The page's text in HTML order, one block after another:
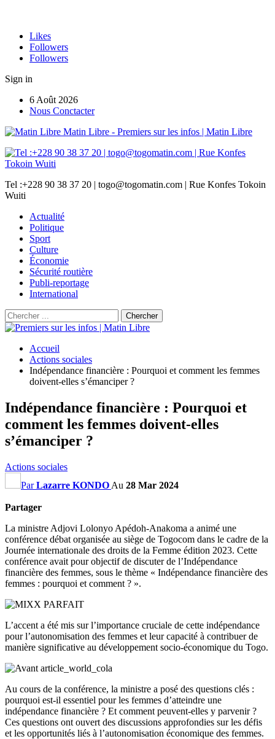
Likes
Followers
Followers
Sign in
6 Août 2026
Nous Conctacter
Matin Libre - Premiers sur les infos | Matin Libre
Tel :+228 90 38 37 20 | togo@togomatin.com | Rue Konfes Tokoin
Wuiti
Actualité
Politique
Sport
Culture
Économie
Sécurité routière
Publi-reportage
International
Accueil
Actions sociales
Indépendance financière : Pourquoi et comment les femmes
doivent-elles s’émanciper ?
Indépendance financière : Pourquoi et
comment les femmes doivent-elles
s’émanciper ?
Actions sociales
ParLazarre KONDO Au 28 Mar 2024
Partager
La ministre Adjovi Lolonyo Apédoh-Anakoma a animé une
conférence débat organisée au siège de Togocom dans le cadre de la
Journée internationale des droits de la Femme édition 2023. Cette
conférence avait pour objectif de discuter de l’Indépendance
financière des femmes, sous le thème « Indépendance financière des
femmes : pourquoi et comment ? ».
L’accent a été mis sur l’importance cruciale de cette indépendance
pour l’autonomisation des femmes et leur capacité à contribuer de
manière significative au développement socio-économique du Togo.
Au cours de la conférence, la ministre a posé des questions clés :
pourquoi est-il essentiel pour les femmes d’atteindre une
indépendance financière ? Et comment peuvent-elles y parvenir ?
Ces questions ont ouvert des discussions approfondies sur les défis
et les opportunités liés à l’autonomisation économique des femmes.